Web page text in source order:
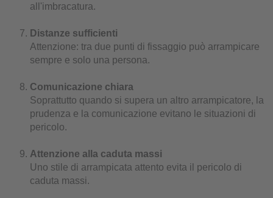
all'imbracatura.
Distanze sufficienti
Attenzione: tra due punti di fissaggio può arrampicare
sempre e solo una persona.
Comunicazione chiara
Soprattutto quando si supera un altro arrampicatore, la
prudenza e la comunicazione evitano le situazioni di
pericolo.
Attenzione alla caduta massi
Uno stile di arrampicata attento evita il pericolo di
caduta massi.